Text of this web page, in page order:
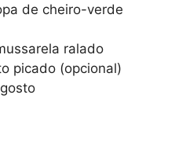
de cheiro-verde
ralado
picado (opcional)